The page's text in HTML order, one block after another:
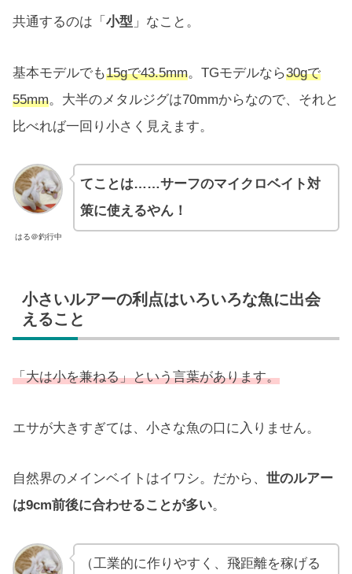
共通するのは「 小型 」なこと。
基本モデルでも15gで43.5mm。TGモデルなら30gで
55mm。大半のメタルジグは70mmからなので、それと
比べれば一回り小さく見えます。
はる＠釣行中
てことは……サーフのマイクロベイト対
策に使えるやん！
小さいルアーの利点はいろいろな魚に出会
えること
「大は小を兼ねる」という言葉があります。
エサが大きすぎては、小さな魚の口に入りません。
自然界のメインベイトはイワシ。だから、 世のルアー
は9cm前後に合わせることが多い。
（工業的に作りやすく、飛距離を稼げる